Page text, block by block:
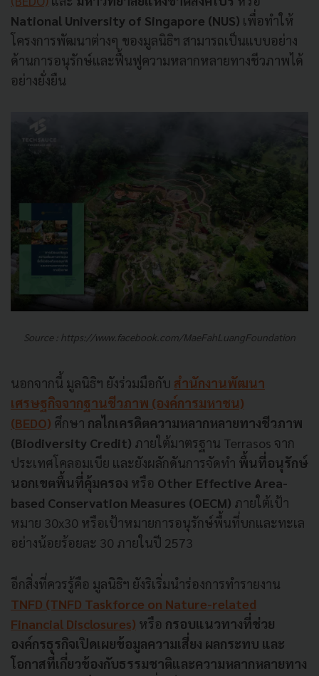
National University of Singapore (NUS) เพื่อทำให้
โครงการพัฒนาต่างๆ ของมูลนิธิฯ สามารถเป็นแบบอย่าง
ด้านการอนุรักษ์และฟื้นฟูความหลากหลายทางชีวภาพได้
อย่างยั่งยืน
Source : https://www.facebook.com/MaeFahLuangFoundation
นอกจากนี้ มูลนิธิฯ ยังร่วมมือกับ สำนักงานพัฒนา
เศรษฐกิจจากฐานชีวภาพ (องค์การมหาชน)
(BEDO) ศึกษา กลไกเครดิตความหลากหลายทางชีวภาพ
(Biodiversity Credit) ภายใต้มาตรฐาน Terrasos จาก
ประเทศโคลอมเบีย และยังผลักดันการจัดทำ พื้นที่อนุรักษ์
นอกเขตพื้นที่คุ้มครอง หรือ Other Effective Area-
based Conservation Measures (OECM) ภายใต้เป้า
หมาย 30x30 หรือเป้าหมายการอนุรักษ์พื้นที่บกและทะเล
อย่างน้อยร้อยละ 30 ภายในปี 2573
อีกสิ่งที่ควรรู้คือ มูลนิธิฯ ยังริเริ่มนำร่องการทำรายงาน
TNFD (TNFD Taskforce on Nature-related
Financial Disclosures) หรือ กรอบแนวทางที่ช่วย
องค์กรธุรกิจเปิดเผยข้อมูลความเสี่ยง ผลกระทบ และ
โอกาสที่เกี่ยวข้องกับธรรมชาติและความหลากหลายทาง